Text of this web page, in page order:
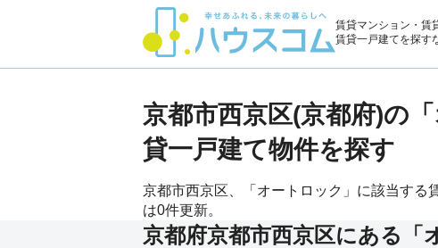
賃貸マンション・賃
賃貸一戸建てを探す
京都市西京区(京都府)の
貸一戸建て物件を探す
京都市西京区、「オートロック」に該当する
は0件更新。
京都府京都市西京区にある「